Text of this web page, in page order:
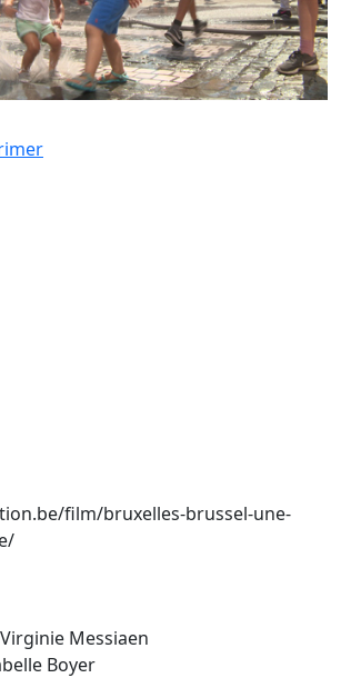
film/bruxelles-brussel-une-
Messiaen
Boyer